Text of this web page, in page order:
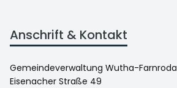
Anschrift & Kontakt
Gemeindeverwaltung Wutha-Farnroda
Eisenacher Straße 49